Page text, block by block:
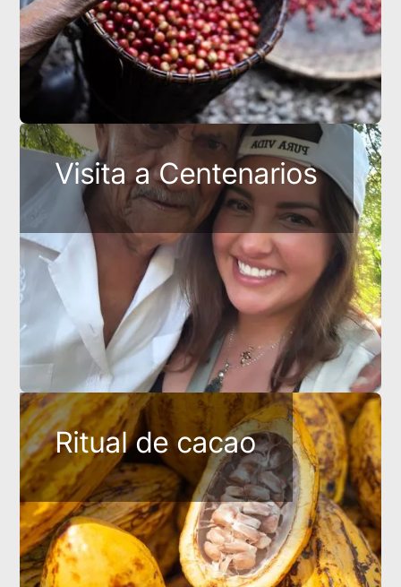
Visita a Centenarios
Ritual de cacao